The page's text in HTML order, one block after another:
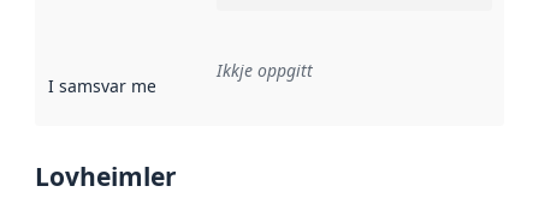
I samsvar med Referanse til ei implementeringsregel eller
Ikkje oppgitt
Lovheimler